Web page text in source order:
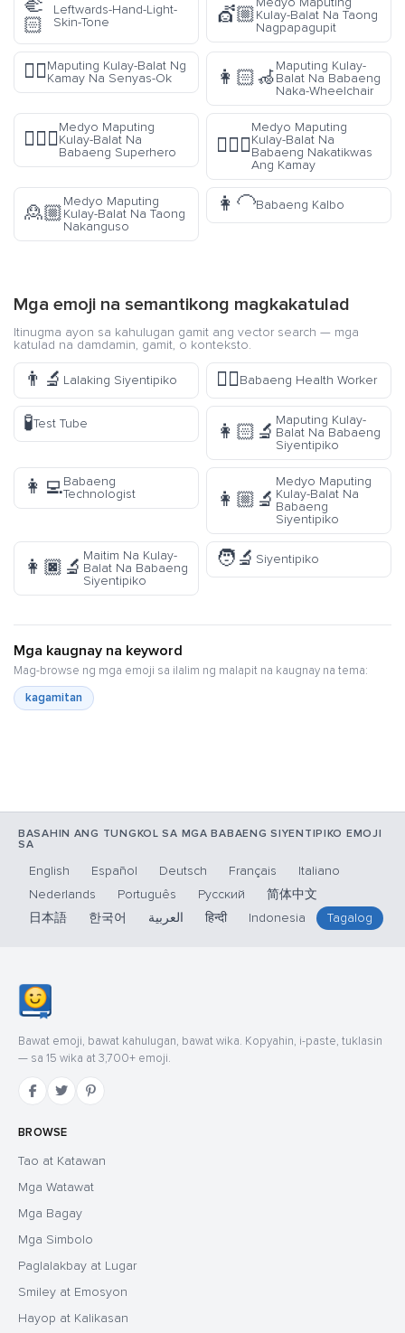
🫲
🏻
Leftwards-Hand-Light-
Skin-Tone
💇🏼Kulay-Balat Na Taong
Nagpapagupit
👌🏻Maputing Kulay-Balat Ng
Kamay Na Senyas-Ok
👩🏻‍🦽
Maputing Kulay-
Balat Na Babaeng
Naka-Wheelchair
🦸🏼‍♀️
Medyo Maputing
Kulay-Balat Na
Babaeng Superhero
💁🏼‍♀️
Medyo Maputing
Kulay-Balat Na
Babaeng Nakatikwas
Ang Kamay
🙎🏼
Medyo Maputing
Kulay-Balat Na Taong
Nakanguso
👩‍🦲Babaeng Kalbo
Mga emoji na semantikong magkakatulad
Itinugma ayon sa kahulugan gamit ang vector search — mga
katulad na damdamin, gamit, o konteksto.
👨‍🔬 Lalaking Siyentipiko 👩‍⚕️Babaeng Health Worker
🧪Test Tube 👩🏻‍🔬
Maputing Kulay-
Balat Na Babaeng
Siyentipiko
👩‍💻Babaeng
Technologist
👩🏼‍🔬
Medyo Maputing
Kulay-Balat Na
Babaeng
Siyentipiko
👩🏿‍🔬
Maitim Na Kulay-
Balat Na Babaeng
Siyentipiko
🧑‍🔬 Siyentipiko
Mga kaugnay na keyword
Mag-browse ng mga emoji sa ilalim ng malapit na kaugnay na tema:
kagamitan
BASAHIN ANG TUNGKOL SA MGA BABAENG SIYENTIPIKO EMOJI
SA
English Español Deutsch Français
Italiano
Nederlands
Português Русский
简体中文
日本語
한국어 العربية हिन्दी Indonesia Tagalog
Bawat emoji, bawat kahulugan, bawat wika. Kopyahin, i-paste, tuklasin
— sa 15 wika at 3,700+ emoji.
BROWSE
Tao at Katawan
Mga Watawat
Mga Bagay
Mga Simbolo
Paglalakbay at Lugar
Smiley at Emosyon
Hayop at Kalikasan